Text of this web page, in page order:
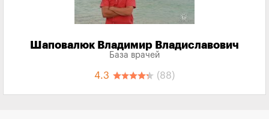
Шаповалюк Владимир Владиславович
База врачей
4.3 (88)